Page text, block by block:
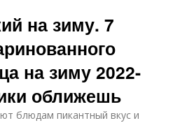
на зиму. 7
на зиму 2022-
оближешь
блюдам пикантный вкус и